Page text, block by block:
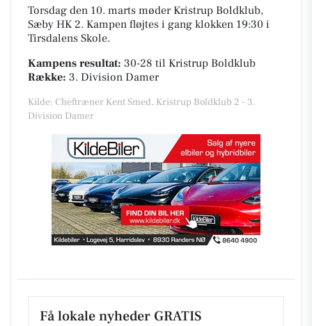
Torsdag den 10. marts møder Kristrup Boldklub,
Sæby HK 2. Kampen fløjtes i gang klokken 19:30 i
Tirsdalens Skole.
Kampens resultat: 30-28 til Kristrup Boldklub
Række: 3. Division Damer
Kilde: Cheftræner Kent Smed, Kristrup Boldklub 2 - 3.
Division Damer
Få lokale nyheder GRATIS